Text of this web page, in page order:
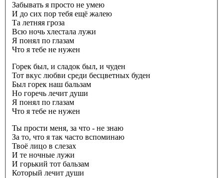
Забывать я просто не умею
И до сих пор тебя ещё жалею
Та летняя гроза
Всю ночь хлестала лужи
Я понял по глазам
Что я тебе не нужен
Горек был, и сладок был, и чуден
Тот вкус любви среди бесцветных буден
Был горек наш бальзам
Но горечь лечит души
Я понял по глазам
Что я тебе не нужен
Ты прости меня, за что - не знаю
За то, что я так часто вспоминаю
Твоё лицо в слезах
И те ночные лужи
И горький тот бальзам
Который лечит души